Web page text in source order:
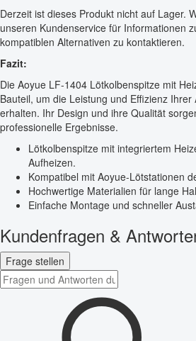
Derzeit ist dieses Produkt nicht auf Lager.
unseren Kundenservice für Informationen
kompatiblen Alternativen zu kontaktieren.
Fazit:
Die Aoyue LF-1404 Lötkolbenspitze mit
Bauteil, um die Leistung und Effizienz Ihrer
erhalten. Ihr Design und ihre Qualität
professionelle Ergebnisse.
Lötkolbenspitze mit integriertem
Aufheizen.
Kompatibel mit Aoyue-Lötstationen
Hochwertige Materialien für lange
Einfache Montage und schneller
Kundenfragen &
Frage stellen